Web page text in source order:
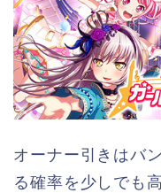
オーナー引きはバ
る確率を少しでも